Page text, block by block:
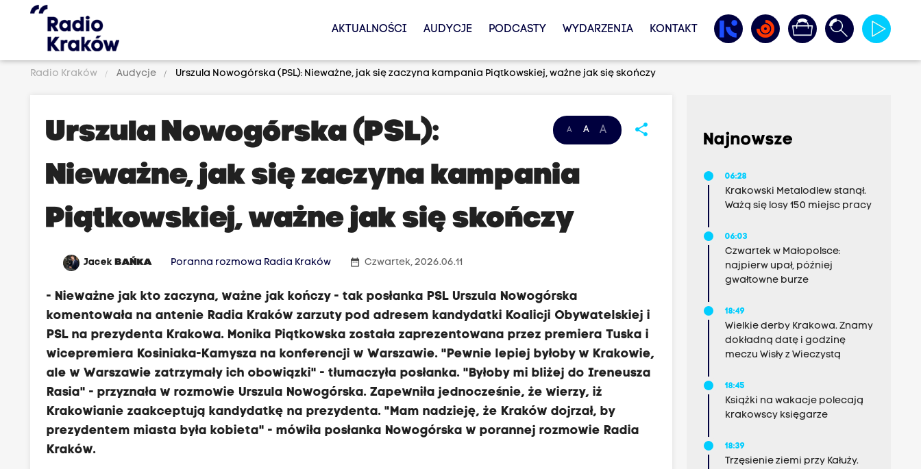
AKTUALNOŚCI AUDYCJE PODCASTY WYDARZENIA KONTAKT
Radio Kraków Audycje Urszula Nowogórska (PSL): Nieważne, jak się zaczyna kampania Piątkowskiej, ważne jak się skończy
A A A share
Urszula Nowogórska (PSL):
Nieważne, jak się zaczyna kampania
Piątkowskiej, ważne jak się skończy
JacekBAŃKA Poranna rozmowa Radia Kraków date_range Czwartek, 2026.06.11
- Nieważne jak kto zaczyna, ważne jak kończy - tak posłanka PSL Urszula Nowogórska
komentowała na antenie Radia Kraków zarzuty pod adresem kandydatki Koalicji Obywatelskiej i
PSL na prezydenta Krakowa. Monika Piątkowska została zaprezentowana przez premiera Tuska i
wicepremiera Kosiniaka-Kamysza na konferencji w Warszawie. "Pewnie lepiej byłoby w Krakowie,
ale w Warszawie zatrzymały ich obowiązki" - tłumaczyła posłanka. "Byłoby mi bliżej do Ireneusza
Rasia" - przyznała w rozmowie Urszula Nowogórska. Zapewniła jednocześnie, że wierzy, iż
Krakowianie zaakceptują kandydatkę na prezydenta. "Mam nadzieję, że Kraków dojrzał, by
prezydentem miasta była kobieta" - mówiła posłanka Nowogórska w porannej rozmowie Radia
Kraków.
Najnowsze
06:28
Krakowski Metalodlew stanął.
Ważą się losy 150 miejsc pracy
06:03
Czwartek w Małopolsce:
najpierw upał, później
gwałtowne burze
18:49
Wielkie derby Krakowa. Znamy
dokładną datę i godzinę
meczu Wisły z Wieczystą
18:45
Książki na wakacje polecają
krakowscy księgarze
18:39
Trzęsienie ziemi przy Kałuży.